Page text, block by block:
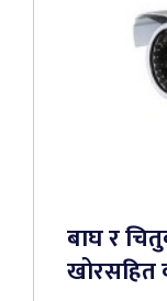
बाघ र
खोरसहित